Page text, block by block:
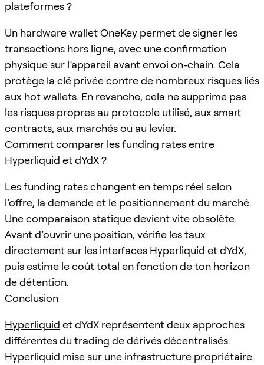
plateformes ?
Un hardware wallet OneKey permet de signer les
transactions hors ligne, avec une confirmation
physique sur l’appareil avant envoi on-chain. Cela
protège la clé privée contre de nombreux risques liés
aux hot wallets. En revanche, cela ne supprime pas
les risques propres au protocole utilisé, aux smart
contracts, aux marchés ou au levier.
Comment comparer les funding rates entre
Hyperliquid et dYdX ?
Les funding rates changent en temps réel selon
l’offre, la demande et le positionnement du marché.
Une comparaison statique devient vite obsolète.
Avant d’ouvrir une position, vérifie les taux
directement sur les interfaces Hyperliquid et dYdX,
puis estime le coût total en fonction de ton horizon
de détention.
Conclusion
Hyperliquid et dYdX représentent deux approches
différentes du trading de dérivés décentralisés.
Hyperliquid mise sur une infrastructure propriétaire